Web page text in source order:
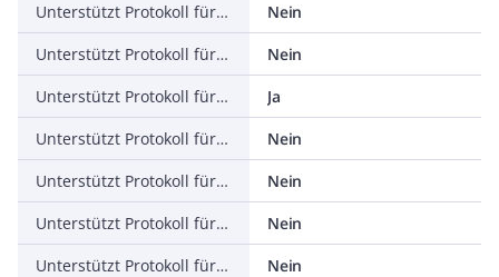
Unterstützt Protokoll für CAN
Nein
Unterstützt Protokoll für INTERBUS
Nein
Unterstützt Protokoll für ASI
Ja
Unterstützt Protokoll für KNX
Nein
Unterstützt Protokoll für Modbus
Nein
Unterstützt Protokoll für Data-Highway
Nein
Unterstützt Protokoll für DeviceNet
Nein